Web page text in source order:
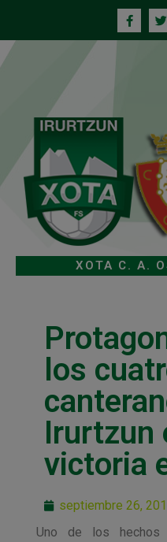
XOTA C. A.
los
Irurtzun
victoria
septiembre 26,
Uno de los